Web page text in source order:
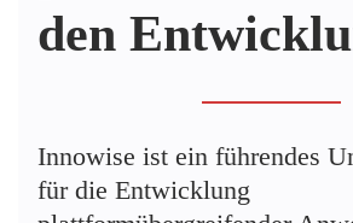
den
Innowise ist ein führendes
für die Entwicklung